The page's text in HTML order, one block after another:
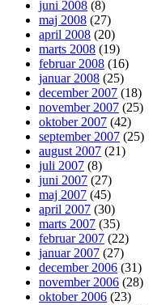
juni 2008 (8)
maj 2008 (27)
april 2008 (20)
marts 2008 (19)
februar 2008 (16)
januar 2008 (25)
december 2007 (18)
november 2007 (25)
oktober 2007 (42)
september 2007 (25)
august 2007 (21)
juli 2007 (8)
juni 2007 (27)
maj 2007 (45)
april 2007 (30)
marts 2007 (35)
februar 2007 (22)
januar 2007 (27)
december 2006 (31)
november 2006 (28)
oktober 2006 (23)